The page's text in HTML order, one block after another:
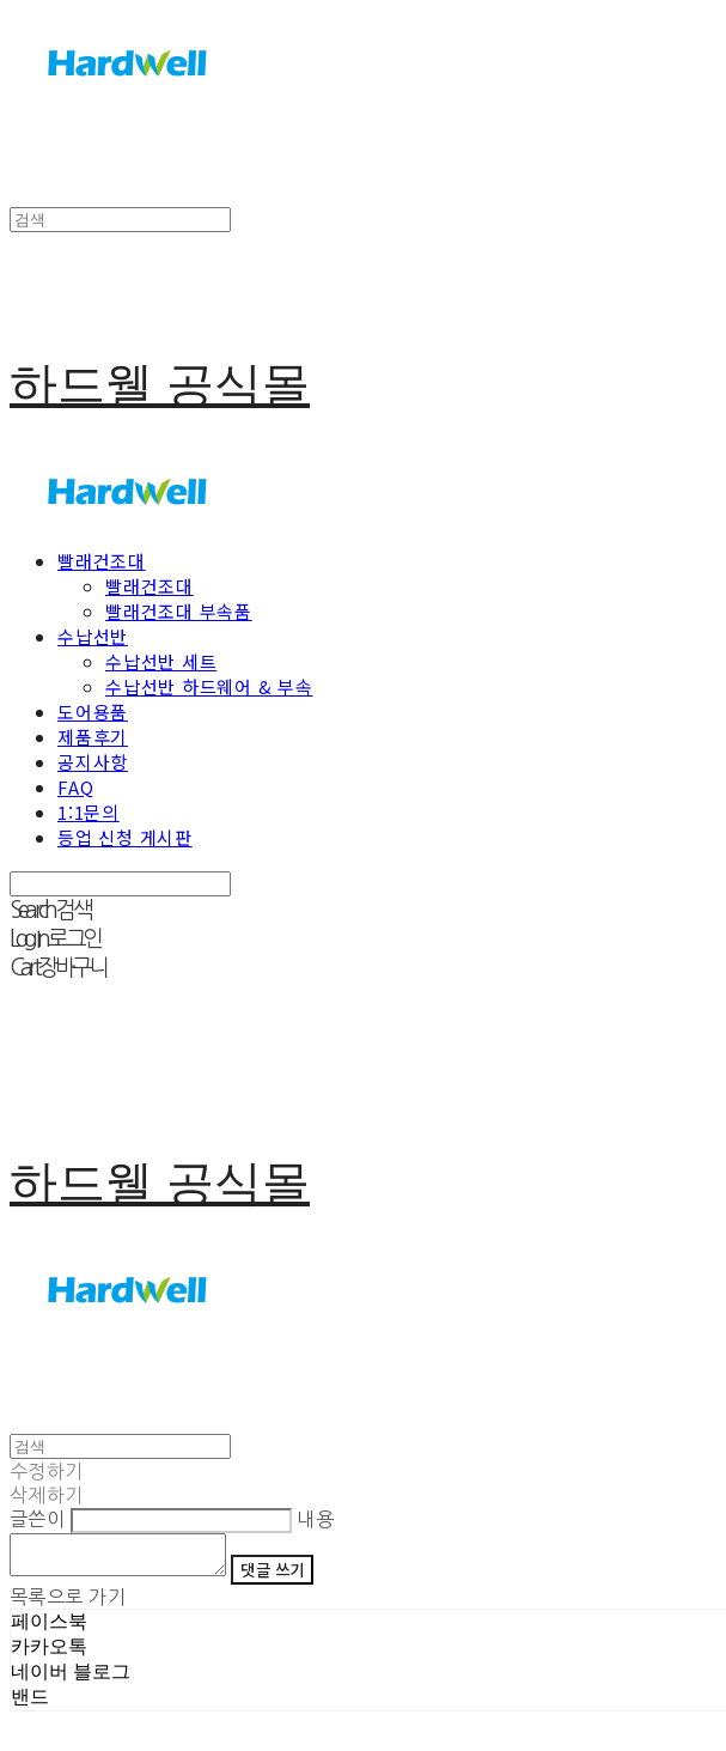
하드웰 공식몰
빨래건조대
빨래건조대
빨래건조대 부속품
수납선반
수납선반 세트
수납선반 하드웨어 & 부속
도어용품
제품후기
공지사항
FAQ
1:1문의
등업 신청 게시판
Search검색
Log In로그인
Cart장바구니
하드웰 공식몰
수정하기
삭제하기
글쓴이
내용
댓글 쓰기
목록으로 가기
페이스북
카카오톡
네이버 블로그
밴드